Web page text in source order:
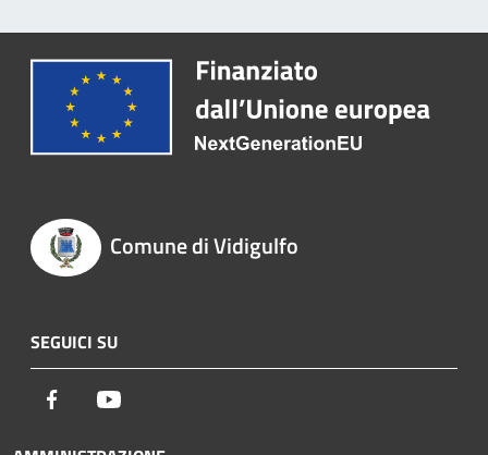
Comune di Vidigulfo
SEGUICI SU
Facebook